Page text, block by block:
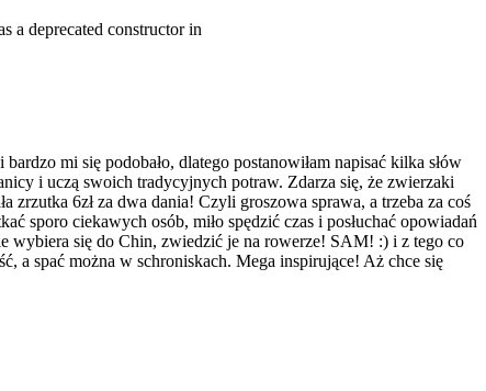
a deprecated constructor in
mi się podobało, dlatego postanowiłam napisać kilka słów
i uczą swoich tradycyjnych potraw. Zdarza się, że zwierzaki
6zł za dwa dania! Czyli groszowa sprawa, a trzeba za coś
sporo ciekawych osób, miło spędzić czas i posłuchać opowiadań
wybiera się do Chin, zwiedzić je na rowerze! SAM! :) i z tego co
a spać można w schroniskach. Mega inspirujące! Aż chce się